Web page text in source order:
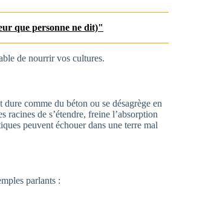
que personne ne dit)"
de nourrir vos cultures.
comme du béton ou se désagrège en
racines de s’étendre, freine l’absorption
peuvent échouer dans une terre mal
parlants :